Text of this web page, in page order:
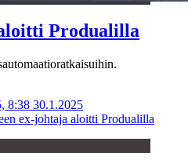
Produalilla
8:38 30.1.2025
ex-johtaja aloitti Produalilla